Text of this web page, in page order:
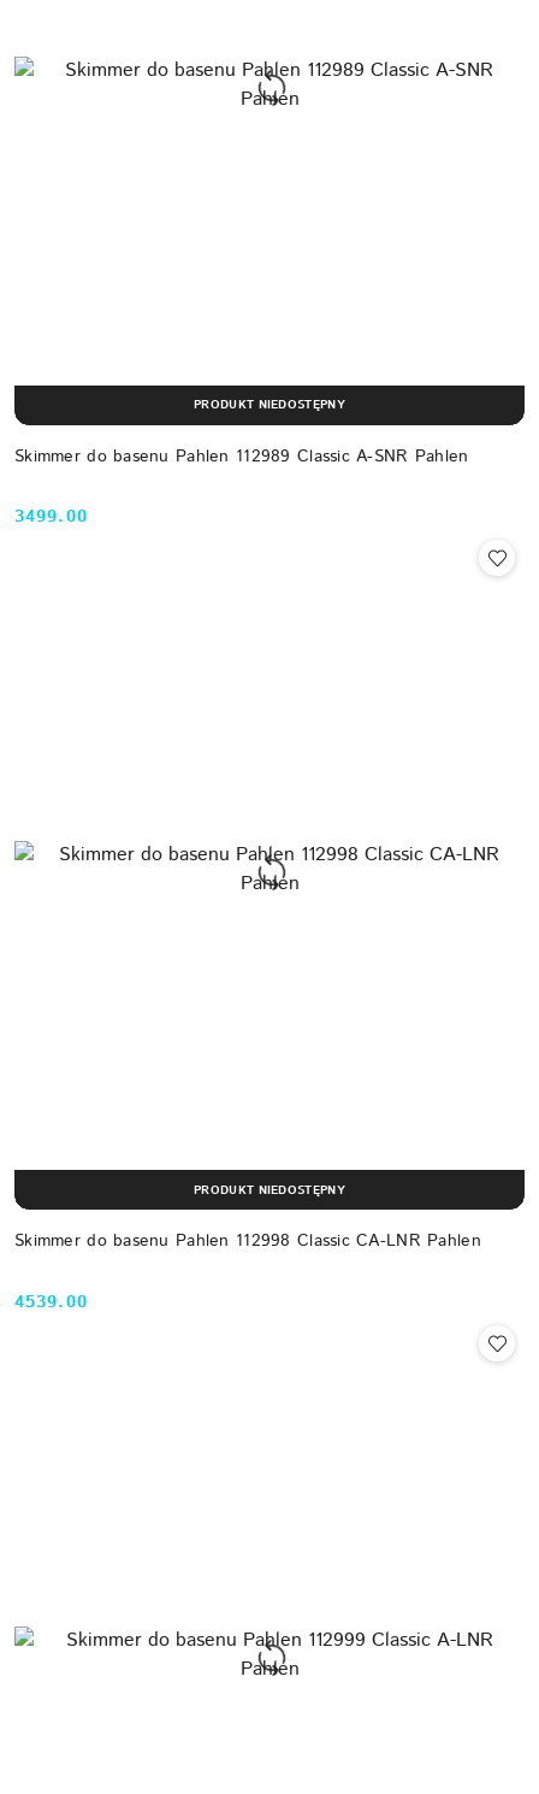
Skimmer do basenu Pahlen 112989 Classic A-SNR Pahlen
Cena:
3499.00
PRODUKT NIEDOSTĘPNY
Skimmer do basenu Pahlen 112998 Classic CA-LNR Pahlen
Cena:
4539.00
PRODUKT NIEDOSTĘPNY